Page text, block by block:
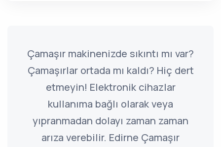
Çamaşır makinenizde sıkıntı mı var?
Çamaşırlar ortada mı kaldı? Hiç dert
etmeyin! Elektronik cihazlar
kullanıma bağlı olarak veya
yıpranmadan dolayı zaman zaman
arıza verebilir. Edirne Çamaşır